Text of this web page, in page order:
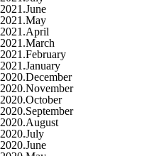
2021.June
2021.May
2021.April
2021.March
2021.February
2021.January
2020.December
2020.November
2020.October
2020.September
2020.August
2020.July
2020.June